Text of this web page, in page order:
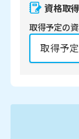
資格取
取得予定の
2027年